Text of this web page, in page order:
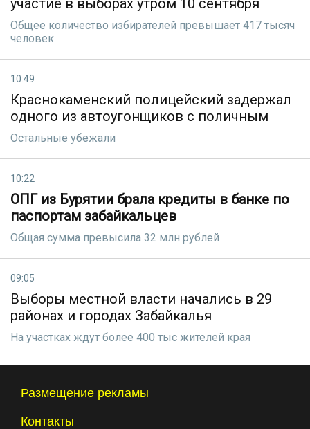
участие в выборах утром 10 сентября
Общее количество избирателей превышает 417 тысяч
человек
10:49
Краснокаменский полицейский задержал
одного из автоугонщиков с поличным
Остальные убежали
10:22
ОПГ из Бурятии брала кредиты в банке по
паспортам забайкальцев
Общая сумма превысила 32 млн рублей
09:05
Выборы местной власти начались в 29
районах и городах Забайкалья
На участках ждут более 400 тыс жителей края
Размещение рекламы
Контакты